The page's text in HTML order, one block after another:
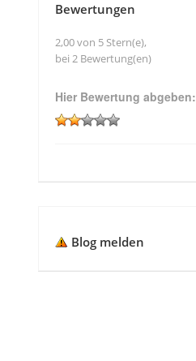
Bewertungen
2,00 von 5 Stern(e),
bei 2 Bewertung(en)
Hier Bewertung abgeben:
Blog melden